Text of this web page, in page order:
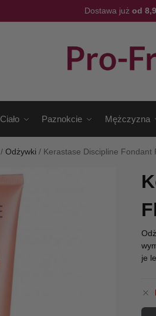
Dostawa już od
Ciało Paznokcie Mężczyzna
/Odżywki / Kerastase Discipline Fondant
je